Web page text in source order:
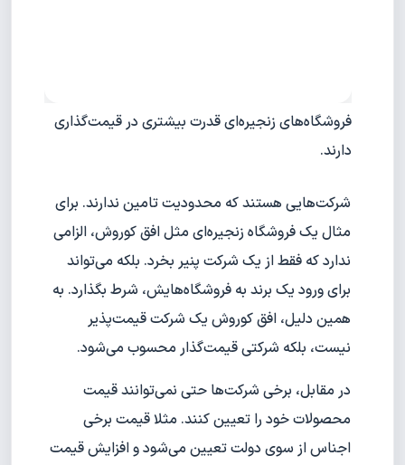
فروشگاه‌های زنجیره‌ای قدرت بیشتری در قیمت‌گذاری
دارند.
شرکت‌هایی هستند که محدودیت تامین ندارند. برای
مثال یک فروشگاه زنجیره‌ای مثل افق کوروش، الزامی
ندارد که فقط از یک شرکت پنیر بخرد. بلکه می‌تواند
برای ورود یک برند به فروشگاه‌هایش، شرط بگذارد. به
همین دلیل، افق کوروش یک شرکت قیمت‌پذیر
نیست، بلکه شرکتی قیمت‌گذار محسوب می‌شود.
در مقابل، برخی شرکت‌ها حتی نمی‌توانند قیمت
محصولات خود را تعیین کنند. مثلا قیمت برخی
اجناس از سوی دولت تعیین می‌شود و افزایش قیمت